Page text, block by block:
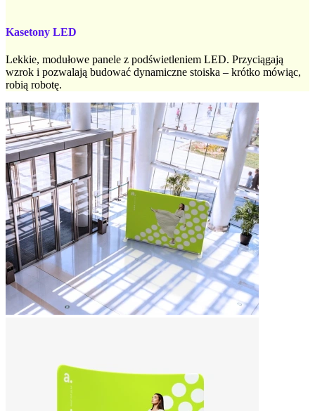
Kasetony LED
Lekkie, modułowe panele z podświetleniem LED. Przyciągają
wzrok i pozwalają budować dynamiczne stoiska – krótko mówiąc,
robią robotę.